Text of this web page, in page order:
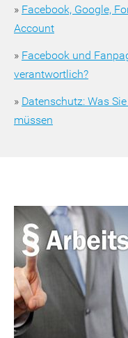
» Facebook, Google,
Account
» Facebook und
verantwortlich?
» Datenschutz: Was
müssen